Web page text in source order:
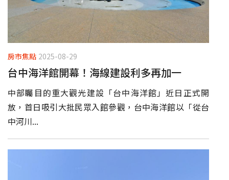
房市焦點 2025-08-29
台中海洋館開幕！海線建設利多再加一
中部矚目的重大觀光建設「台中海洋館」近日正式開
放，首日吸引大批民眾入館參觀，台中海洋館以「從台
中河川...